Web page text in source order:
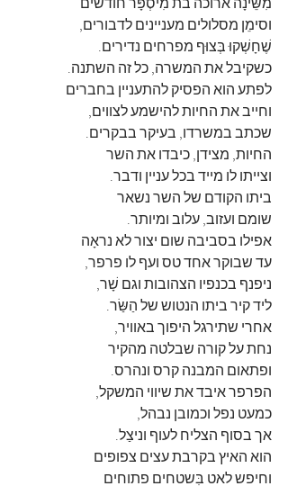
וסימֵן מסלולים מעניינים לדבורים,
שֶׁחָשְׁקוּ בְּצוּף מפרחים נדירים.
כשקיבל את המשרה, כל זה השתנה.
לפתע הוא הפסיק להתעניין בחברים
וחייב את החיות להישמע לצווים,
שכתב במשרדו, בעיקר בבקרים.
החיות, מצידן, כיבדו את השר
וצייתו לו מייד בכל עניין ודבר.
ביתו הקודם של השר נשאר
שומם ועזוב, עלוב ומיותר.
אפילו בסביבה שום יצור לא נראָה
עד שבוקר אחד טס ועף לו פרפר,
ניפנף בכנפיו הצהובות וגם שָׁר,
ליד קיר ביתו הנטוש של הַשַּׂר.
אחרי שתירגל היפוך באוויר,
נחת על קורה שבלטה מהקיר
ופתאום המבנה קרס ונהרס.
הפרפר איבד את שיווי המשקל,
כמעט נפל וכמובן נבהל,
אך בסוף הצליח לעוף וניצַל.
הוא האיץ בקרבת עצים צפופים
וחיפש לאט בִּשטחים פתוחים